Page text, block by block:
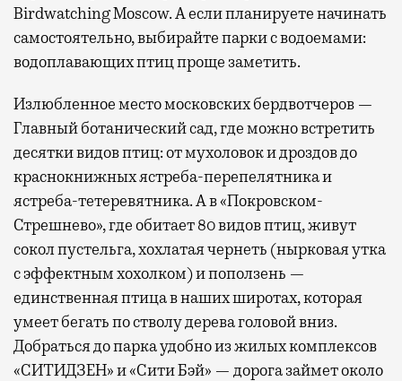
Birdwatching Moscow. А если планируете начинать
самостоятельно, выбирайте парки с водоемами:
водоплавающих птиц проще заметить.
Излюбленное место московских бердвотчеров —
Главный ботанический сад, где можно встретить
десятки видов птиц: от мухоловок и дроздов до
краснокнижных ястреба-перепелятника и
ястреба-тетеревятника. А в «Покровском-
Стрешнево», где обитает 80 видов птиц, живут
сокол пустельга, хохлатая чернеть (нырковая утка
с эффектным хохолком) и поползень —
единственная птица в наших широтах, которая
умеет бегать по стволу дерева головой вниз.
Добраться до парка удобно из жилых комплексов
«СИТИДЗЕН» и «Сити Бэй» — дорога займет около